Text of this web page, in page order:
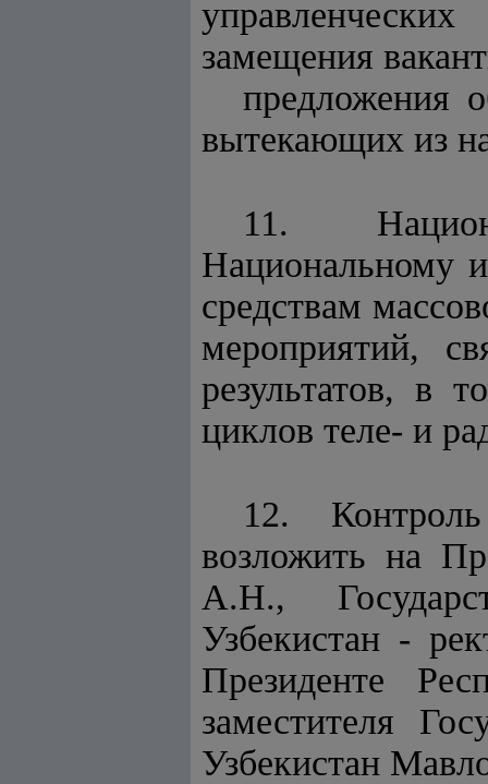
замещения
предложения
вытекающих из
11.
Национальному
средствам
мероприятий,
результатов, в
циклов теле- и
12.
возложить на
А.Н.,
Узбекистан -
Президенте
заместителя
Узбекистан